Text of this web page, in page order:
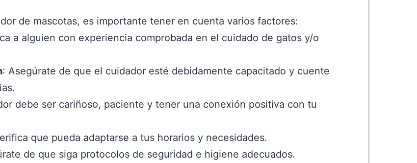
de mascotas, es importante tener en cuenta varios factores:
a alguien con experiencia comprobada en el cuidado de gatos y/o
: Asegúrate de que el cuidador esté debidamente capacitado y cuente
debe ser cariñoso, paciente y tener una conexión positiva con tu
que pueda adaptarse a tus horarios y necesidades.
de que siga protocolos de seguridad e higiene adecuados.